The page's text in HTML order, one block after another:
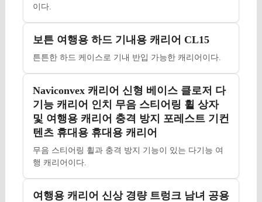
이다.
보튼 여행용 하드 기내용 캐리어 CL15
튼튼한 하드 케이스로 기내 반입 가능한 캐리어이다.
Naviconvex 캐리어 신형 베이스 클로저 다
기능 캐리어 인치 무음 스티어링 휠 상자
및 여행용 캐리어 충격 방지 포레스트 기컨
텐츠 휴대용 휴대용 캐리어
무음 스티어링 휠과 충격 방지 기능이 있는 다기능 여
행 캐리어이다.
여행용 캐리어 신상 경량 트렁크 남녀 공용